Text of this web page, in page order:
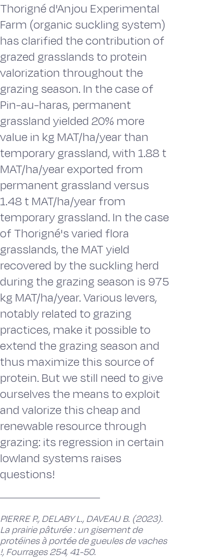
Thorigné d'Anjou Experimental
Farm (organic suckling system)
has clarified the contribution of
grazed grasslands to protein
valorization throughout the
grazing season. In the case of
Pin-au-haras, permanent
grassland yielded 20% more
value in kg MAT/ha/year than
temporary grassland, with 1.88 t
MAT/ha/year exported from
permanent grassland versus
1.48 t MAT/ha/year from
temporary grassland. In the case
of Thorigné's varied flora
grasslands, the MAT yield
recovered by the suckling herd
during the grazing season is 975
kg MAT/ha/year. Various levers,
notably related to grazing
practices, make it possible to
extend the grazing season and
thus maximize this source of
protein. But we still need to give
ourselves the means to exploit
and valorize this cheap and
renewable resource through
grazing: its regression in certain
lowland systems raises
questions!
PIERRE P., DELABY L., DAVEAU B. (2023).
La prairie pâturée : un gisement de
protéines à portée de gueules de vaches
!, Fourrages 254, 41-50.